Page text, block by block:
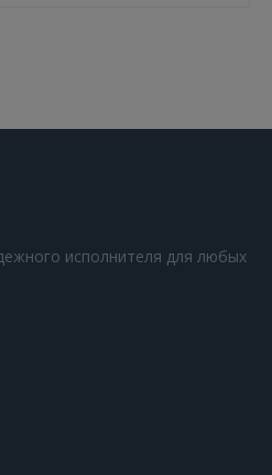
исполнителя для любых